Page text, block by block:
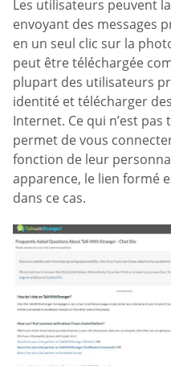
Les utilisateurs peuvent
envoyant des messages
en un seul clic sur la
peut être téléchargée
plupart des utilisateurs
identité et télécharger
Internet. Ce qui n’est
permet de vous
fonction de leur
apparence, le lien formé
dans ce cas.